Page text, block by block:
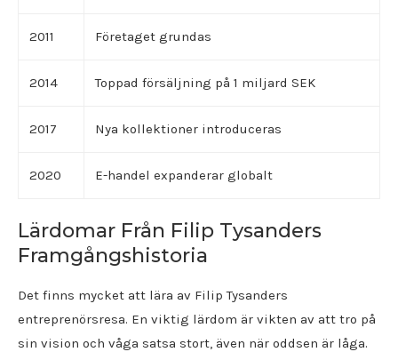
2011 Företaget grundas
2014 Toppad försäljning på 1 miljard SEK
2017 Nya kollektioner introduceras
2020 E-handel expanderar globalt
Lärdomar Från Filip Tysanders
Framgångshistoria
Det finns mycket att lära av Filip Tysanders
entreprenörsresa. En viktig lärdom är vikten av att tro på
sin vision och våga satsa stort, även när oddsen är låga.